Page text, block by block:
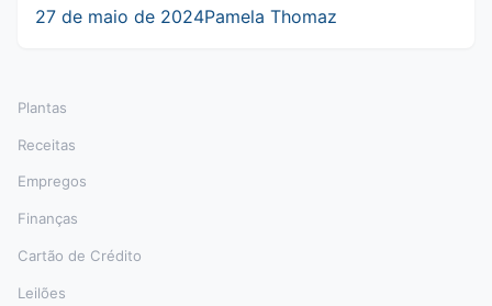
27 de maio de 2024Pamela Thomaz
Plantas
Receitas
Empregos
Finanças
Cartão de Crédito
Leilões